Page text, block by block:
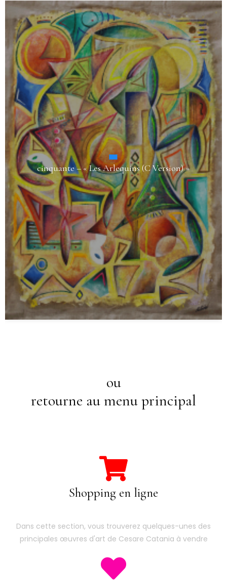
cinquante – « Les Arlequins (C Version) »
ou
retourne au menu principal
Shopping en ligne
Dans cette section, vous trouverez quelques-unes des
principales œuvres d'art de Cesare Catania à vendre